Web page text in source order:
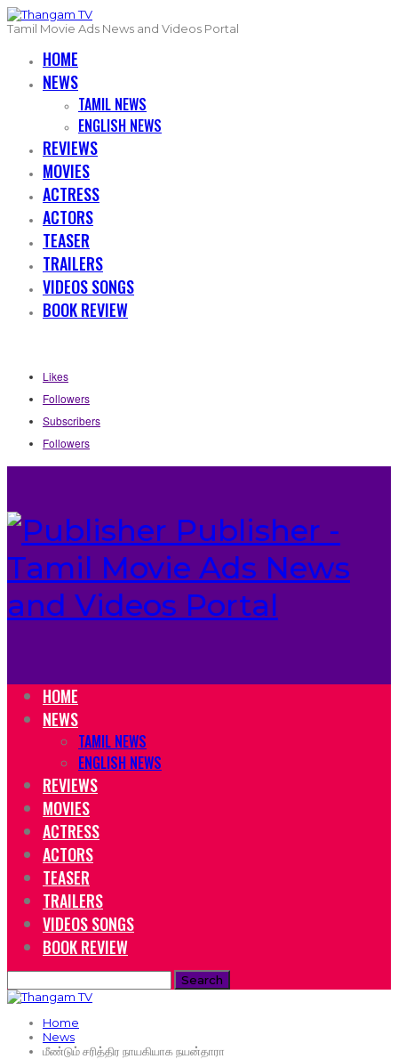
Tamil Movie Ads News and Videos Portal
HOME
NEWS
TAMIL NEWS
ENGLISH NEWS
REVIEWS
MOVIES
ACTRESS
ACTORS
TEASER
TRAILERS
VIDEOS SONGS
BOOK REVIEW
Likes
Followers
Subscribers
Followers
Publisher -
Tamil Movie Ads News
and Videos Portal
HOME
NEWS
TAMIL NEWS
ENGLISH NEWS
REVIEWS
MOVIES
ACTRESS
ACTORS
TEASER
TRAILERS
VIDEOS SONGS
BOOK REVIEW
Home
News
மீண்டும் சரித்திர நாயகியாக நயன்தாரா